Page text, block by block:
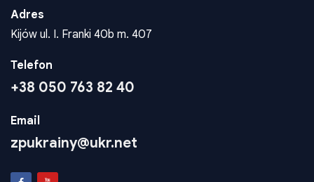
Adres
Kijów ul. I. Franki 40b m. 407
Telefon
+38 050 763 82 40
Email
zpukrainy@ukr.net